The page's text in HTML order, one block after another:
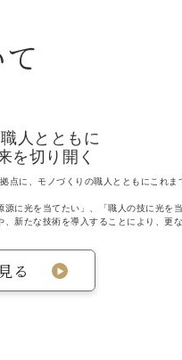
人とともに
を切り開く
点に、モノづくりの職人とともにこれ
源に光を当てたい」、「職人の技に光を
、新たな技術を導入することにより、更
る